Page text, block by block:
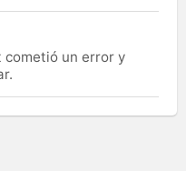
cometió un error y